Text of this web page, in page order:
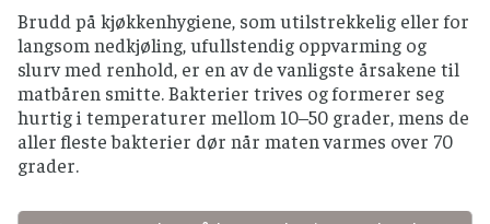
Brudd på kjøkkenhygiene, som utilstrekkelig eller for
langsom nedkjøling, ufullstendig oppvarming og
slurv med renhold, er en av de vanligste årsakene til
matbåren smitte. Bakterier trives og formerer seg
hurtig i temperaturer mellom 10–50 grader, mens de
aller fleste bakterier dør når maten varmes over 70
grader.